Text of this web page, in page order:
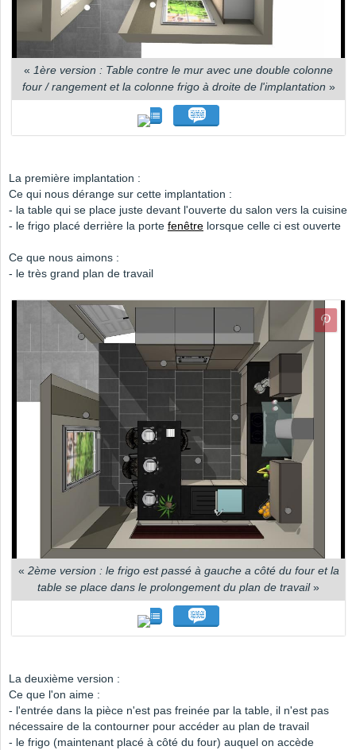
« 1ère version : Table contre le mur avec une double colonne
four / rangement et la colonne frigo à droite de l'implantation »
La première implantation :
Ce qui nous dérange sur cette implantation :
- la table qui se place juste devant l'ouverte du salon vers la cuisine
- le frigo placé derrière la porte fenêtre lorsque celle ci est ouverte
Ce que nous aimons :
- le très grand plan de travail
« 2ème version : le frigo est passé à gauche a côté du four et la
table se place dans le prolongement du plan de travail»
La deuxième version :
Ce que l'on aime :
- l'entrée dans la pièce n'est pas freinée par la table, il n'est pas
nécessaire de la contourner pour accéder au plan de travail
- le frigo (maintenant placé à côté du four) auquel on accède